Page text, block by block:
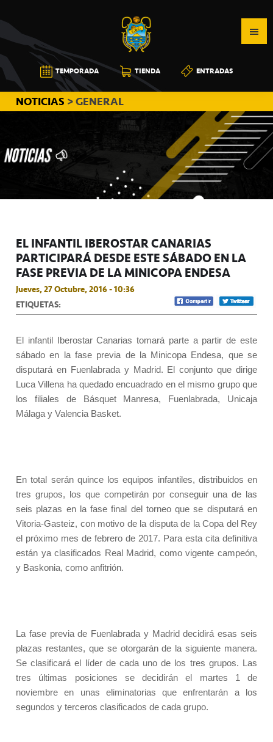
a
la
navegación
principal
al
contenido
principal
a
la
barra
lateral
principal
CB
CANARIAS
TEMPORADA TIENDA ENTRADAS
NOTICIAS > GENERAL
EL INFANTIL IBEROSTAR CANARIAS
PARTICIPARÁ DESDE ESTE SÁBADO EN LA
FASE PREVIA DE LA MINICOPA ENDESA
Jueves, 27 Octubre, 2016 - 10:36
ETIQUETAS:
El infantil Iberostar Canarias tomará parte a partir de este
sábado en la fase previa de la Minicopa Endesa, que se
disputará en Fuenlabrada y Madrid. El conjunto que dirige
Luca Villena ha quedado encuadrado en el mismo grupo que
los filiales de Básquet Manresa, Fuenlabrada, Unicaja
Málaga y Valencia Basket.
En total serán quince los equipos infantiles, distribuidos en
tres grupos, los que competirán por conseguir una de las
seis plazas en la fase final del torneo que se disputará en
Vitoria-Gasteiz, con motivo de la disputa de la Copa del Rey
el próximo mes de febrero de 2017. Para esta cita definitiva
están ya clasificados Real Madrid, como vigente campeón,
y Baskonia, como anfitrión.
La fase previa de Fuenlabrada y Madrid decidirá esas seis
plazas restantes, que se otorgarán de la siguiente manera.
Se clasificará el líder de cada uno de los tres grupos. Las
tres últimas posiciones se decidirán el martes 1 de
noviembre en unas eliminatorias que enfrentarán a los
segundos y terceros clasificados de cada grupo.